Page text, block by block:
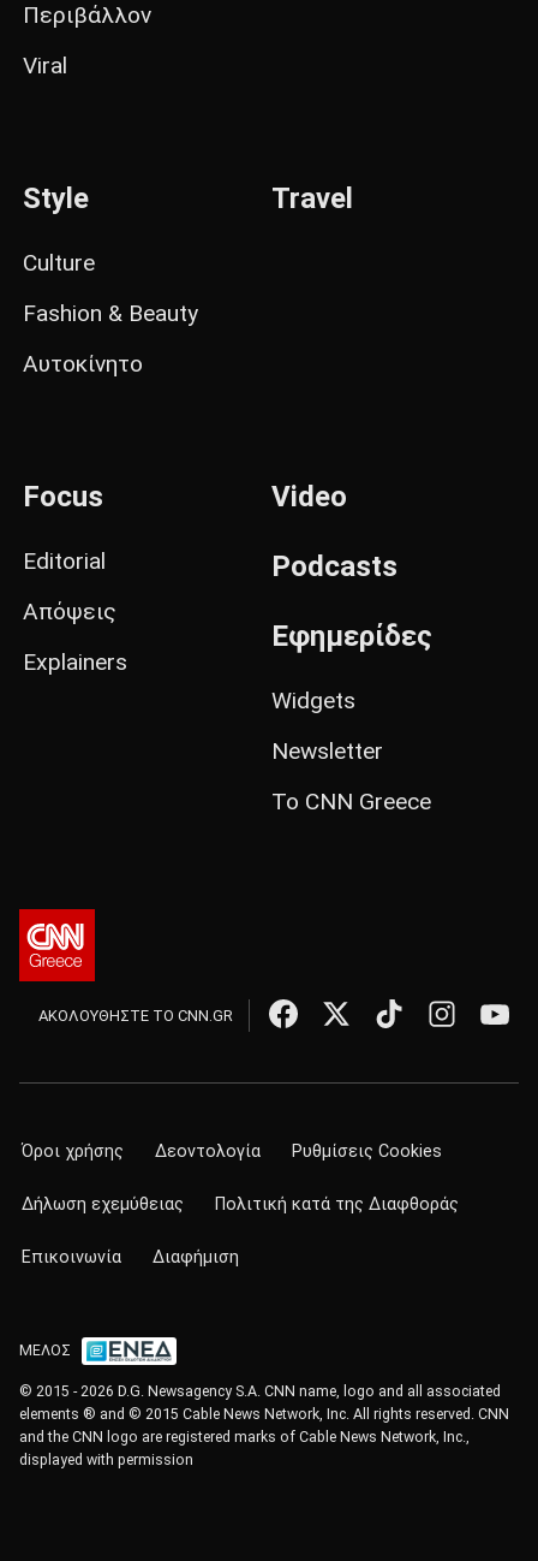
Περιβάλλον
Viral
Style
Culture
Fashion & Beauty
Αυτοκίνητο
Travel
Focus
Editorial
Απόψεις
Explainers
Video
Podcasts
Εφημερίδες
Widgets
Newsletter
Το CNN Greece
ΑΚΟΛΟΥΘΗΣΤΕ ΤΟ CNN.GR
Όροι χρήσης Δεοντολογία Ρυθμίσεις Cookies
Δήλωση εχεμύθειας Πολιτική κατά της Διαφθοράς
Επικοινωνία Διαφήμιση
ΜΕΛΟΣ
© 2015 - 2026 D.G. Newsagency S.A. CNN name, logo and all associated
elements ® and © 2015 Cable News Network, Inc. All rights reserved. CNN
and the CNN logo are registered marks of Cable News Network, Inc.,
displayed with permission